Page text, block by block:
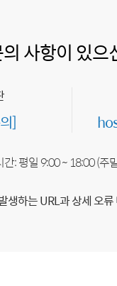
사항이 있으
]
: 평일 9:00 ~ 18:00 (주
생하는 URL과 상세 오